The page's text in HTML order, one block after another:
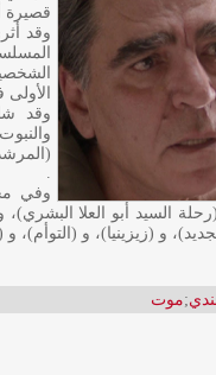
قصيرة
وقد
وقد
.
وفي
السيد أبو العلا
و (زيزينيا)، و
;موت